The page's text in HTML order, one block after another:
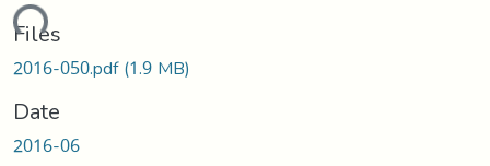
Files
2016-050.pdf(1.9 MB)
Date
2016-06